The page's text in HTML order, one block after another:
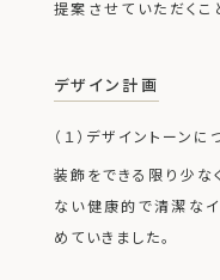
提案させていただくこ
デザイン計画
（１）デザイントーンに
装飾をできる限り少な
ない健康的で清潔な
めていきました。